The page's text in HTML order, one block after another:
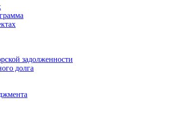
задолженности
долга